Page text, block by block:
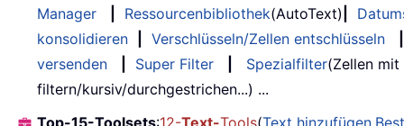
Manager
Ressourcenbibliothek(AutoText)
konsolidieren
Verschlüsseln/Zellen entschlüsseln
versenden
Super Filter Spezialfilter(Zellen
filtern/kursiv/durchgestrichen...) ...
Top-15-Toolsets:12-Text-Tools(Text hinzufügen,